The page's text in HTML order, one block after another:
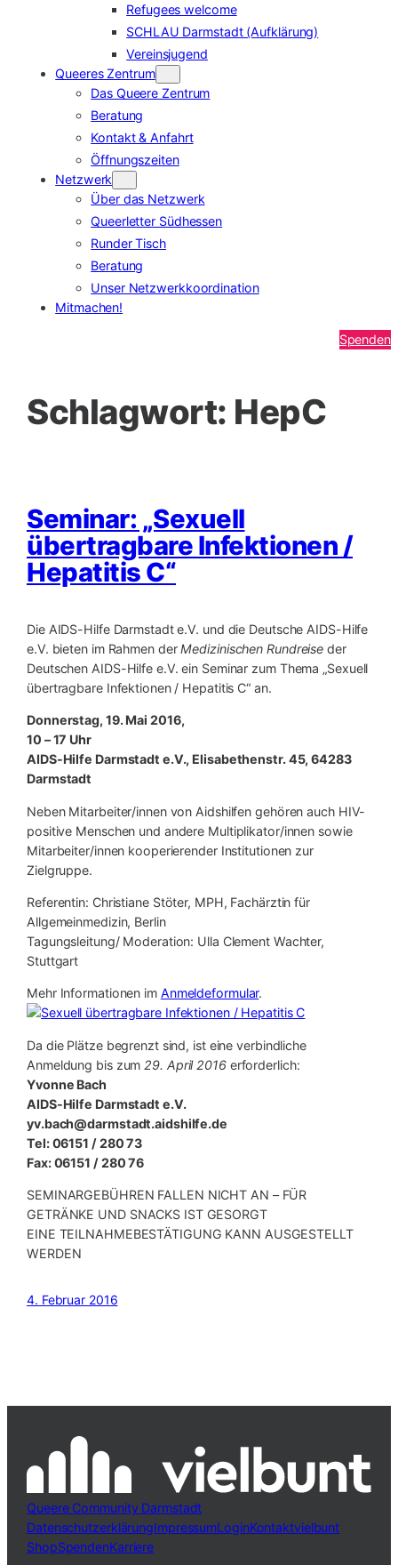
Refugees welcome
SCHLAU Darmstadt (Aufklärung)
Vereinsjugend
Queeres Zentrum
Das Queere Zentrum
Beratung
Kontakt & Anfahrt
Öffnungszeiten
Netzwerk
Über das Netzwerk
Queerletter Südhessen
Runder Tisch
Beratung
Unser Netzwerkkoordination
Mitmachen!
Spenden
Schlagwort: HepC
Seminar: „Sexuell
übertragbare Infektionen /
Hepatitis C“
Die AIDS-Hilfe Darmstadt e.V. und die Deutsche AIDS-Hilfe
e.V. bieten im Rahmen derMedizinischen Rundreise der
Deutschen AIDS-Hilfe e.V. ein Seminar zum Thema „Sexuell
übertragbare Infektionen / Hepatitis C“ an.
Donnerstag, 19. Mai 2016,
10 – 17 Uhr
AIDS-Hilfe Darmstadt e.V., Elisabethenstr. 45, 64283
Darmstadt
Neben Mitarbeiter/innen von Aidshilfen gehören auch HIV-
positive Menschen und andere Multiplikator/innen sowie
Mitarbeiter/innen kooperierender Institutionen zur
Zielgruppe.
Referentin: Christiane Stöter, MPH, Fachärztin für
Allgemeinmedizin, Berlin
Tagungsleitung/ Moderation: Ulla Clement Wachter,
Stuttgart
Mehr Informationen im Anmeldeformular.
Da die Plätze begrenzt sind, ist eine verbindliche
Anmeldung bis zum 29. April 2016erforderlich:
Yvonne Bach
AIDS-Hilfe Darmstadt e.V.
yv.bach@darmstadt.aidshilfe.de
Tel: 06151 / 280 73
Fax: 06151 / 280 76
SEMINARGEBÜHREN FALLEN NICHT AN – FÜR
GETRÄNKE UND SNACKS IST GESORGT
EINE TEILNAHMEBESTÄTIGUNG KANN AUSGESTELLT
WERDEN
4. Februar 2016
Queere Community Darmstadt
DatenschutzerklärungImpressumLoginKontaktvielbunt
ShopSpendenKarriere